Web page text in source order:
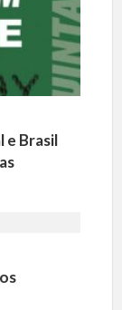
e Brasil